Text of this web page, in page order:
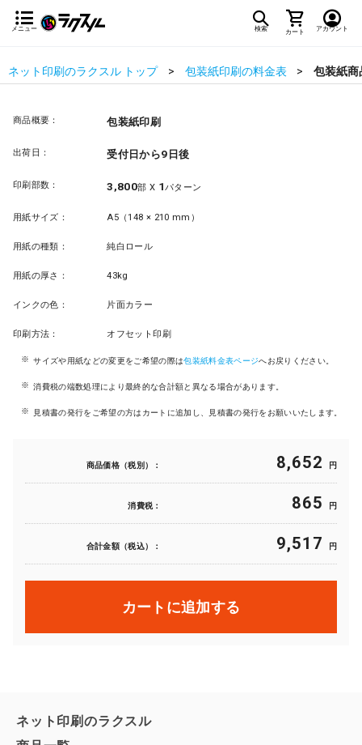
メニュー 検索 カート アカウント
ネット印刷のラクスル トップ 包装紙印刷の料金表 包装紙商
商品概要： 包装紙印刷
出荷日： 受付日から9日後
印刷部数： 3,800部 X 1パターン
用紙サイズ： A5（148 × 210 mm）
用紙の種類： 純白ロール
用紙の厚さ： 43kg
インクの色： 片面カラー
印刷方法： オフセット印刷
サイズや用紙などの変更をご希望の際は包装紙料金表ページへお戻りください。
消費税の端数処理により最終的な合計額と異なる場合があります。
見積書の発行をご希望の方はカートに追加し、見積書の発行をお願いいたします。
商品価格（税別）： 8,652 円
消費税： 865 円
合計金額（税込）： 9,517 円
カートに追加する
ネット印刷のラクスル